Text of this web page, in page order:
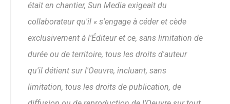
était en chantier, Sun Media exigeait du
collaborateur qu'il « s'engage à céder et cède
exclusivement à l'Éditeur et ce, sans limitation de
durée ou de territoire, tous les droits d'auteur
qu'il détient sur l'Oeuvre, incluant, sans
limitation, tous les droits de publication, de